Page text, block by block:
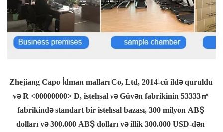
Zhejiang Capo İdman malları Co, Ltd, 2014-cü ildə quruldu
və R <00000000> D, istehsal və Güvən fabrikinin 53333㎡
fabrikində standart bir istehsal bazası, 300 milyon ABŞ
dolları və 300.000 ABŞ dolları və illik 300.000 USD-dən